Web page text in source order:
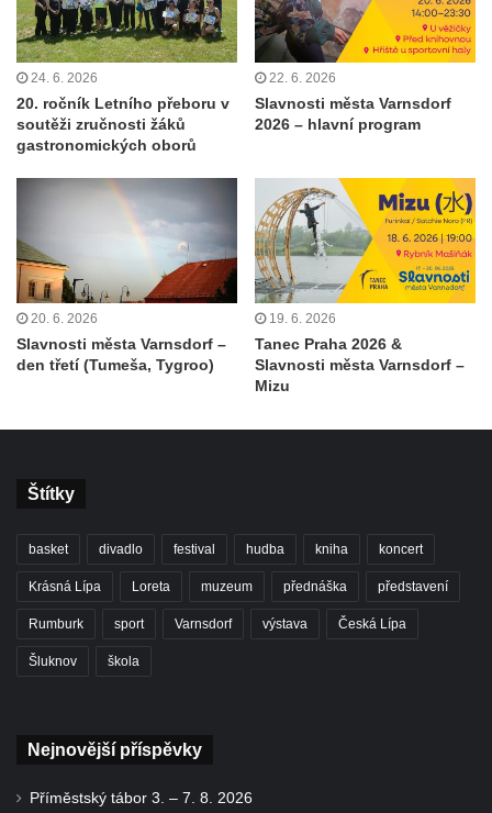
24. 6. 2026
20. ročník Letního přeboru v
soutěži zručnosti žáků
gastronomických oborů
22. 6. 2026
Slavnosti města Varnsdorf
2026 – hlavní program
20. 6. 2026
Slavnosti města Varnsdorf –
den třetí (Tumeša, Tygroo)
19. 6. 2026
Tanec Praha 2026 &
Slavnosti města Varnsdorf –
Mizu
Štítky
basket divadlo festival hudba kniha koncert
Krásná Lípa Loreta muzeum přednáška představení
Rumburk sport Varnsdorf výstava Česká Lípa
Šluknov škola
Nejnovější příspěvky
Příměstský tábor 3. – 7. 8. 2026